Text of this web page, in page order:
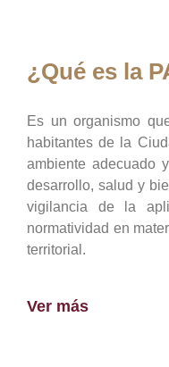
¿Qué es la
Es un organismo
habitantes de la
ambiente adecuado
desarrollo, salud y
vigilancia de la
normatividad en
territorial.
Ver más